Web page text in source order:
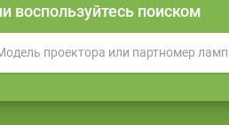
воспользуйтесь поиском